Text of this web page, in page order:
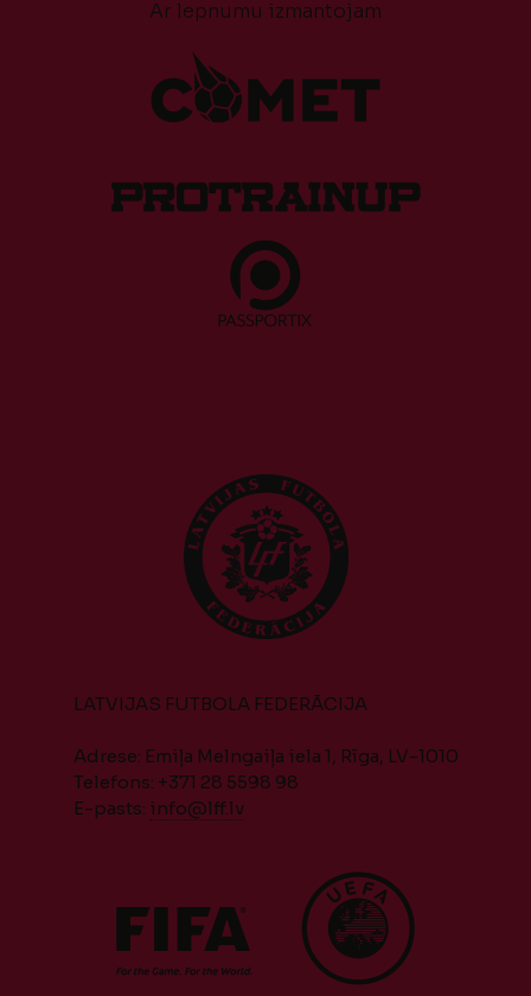
Ar lepnumu izmantojam
LATVIJAS FUTBOLA FEDERĀCIJA
Adrese: Emiļa Melngaiļa iela 1, Rīga, LV-1010
Telefons: +371 28 5598 98
E-pasts: info@lff.lv